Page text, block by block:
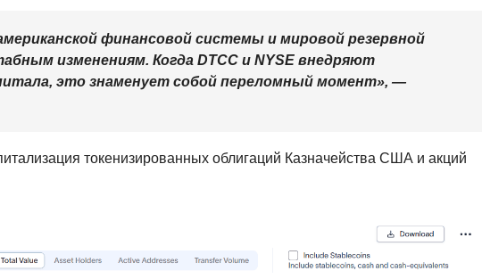
финансовой системы и мировой резервной
изменениям. Когда DTCC и NYSE внедряют
это знаменует собой переломный момент», —
токенизированных облигаций Казначейства США и акций